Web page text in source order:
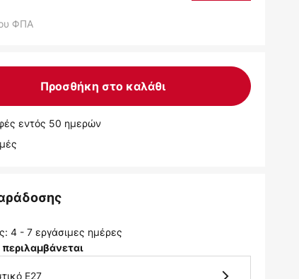
ΦΠΑ
Προσθήκη στο καλάθι
εντός 50 ημερών
4 - 7 εργάσιμες ημέρες
E27